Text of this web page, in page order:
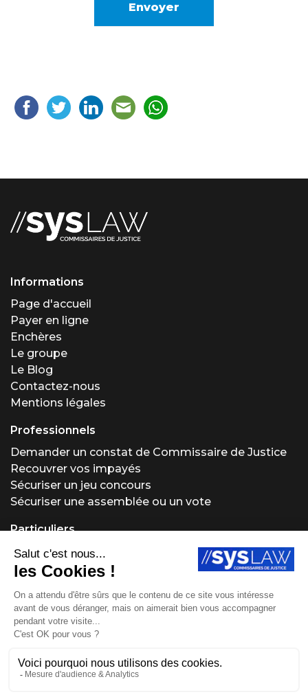
Envoyer
Informations
Page d'accueil
Payer en ligne
Enchères
Le groupe
Le Blog
Contactez-nous
Mentions légales
Professionnels
Demander un constat de Commissaire de Justice
Recouvrer vos impayés
Sécuriser un jeu concours
Sécuriser une assemblée ou un vote
Particuliers
Demander un constat de Commissaire de Justice
Régler un problème locatif
Obtenir un conseil juridique
Protéger vos créations